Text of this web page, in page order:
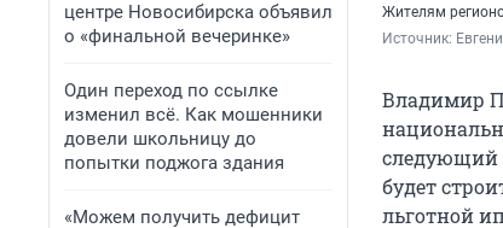
центре Новосибирска объявил
о «финальной вечеринке»
Один переход по ссылке
изменил всё. Как мошенники
довели школьницу до
попытки поджога здания
«Можем получить дефицит
Жителям
Источник:
Владимир
следующий
будет
льготной